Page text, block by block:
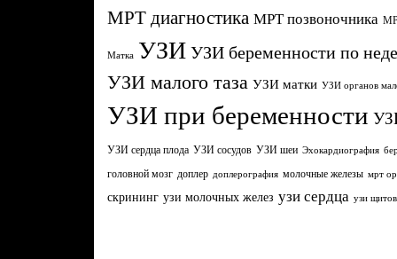
МРТ диагностика МРТ позвоночника
Матка УЗИ УЗИ беременности по
УЗИ малого таза УЗИ матки УЗИ органов
УЗИ при беременности
УЗИ сердца плода УЗИ сосудов УЗИ шеи Эхокардиография
головной мозг доплер доплерография молочные железы мрт
скрининг узи молочных желез узи сердца узи